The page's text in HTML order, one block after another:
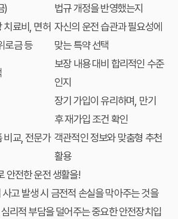
)
법규 개정을 반영했는지
치료비, 면허
로금 등
자신의 운전 습관과 필요성에
맞는 특약 선택
보장 내용 대비 합리적인 수준
인지
장기 가입이 유리하며, 만기
후 재가입 조건 확인
비교, 전문가 객관적인 정보와 맞춤형 추천
활용
안전한 운전 생활을!
고 발생 시 금전적 손실을 막아주는 것을
리적 부담을 덜어주는 중요한 안전장치입